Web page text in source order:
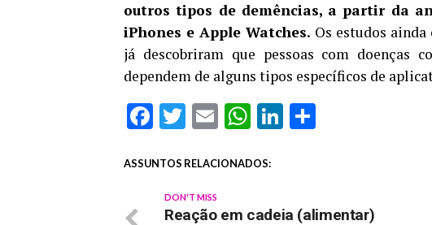
outros tipos de demências, a partir da
iPhones e Apple Watches. Os estudos
já descobriram que pessoas com doenças
dependem de alguns tipos específicos de
Facebook
Twitter
EmailWhatsApp
LinkedIn
ASSUNTOS RELACIONADOS:
DON'T MISS
Reação em cadeia (alimentar)